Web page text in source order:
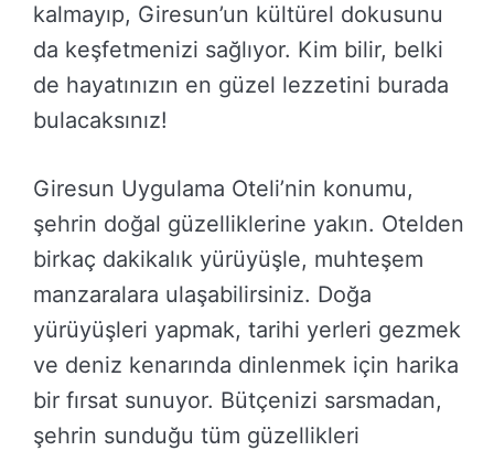
kalmayıp, Giresun’un kültürel dokusunu
da keşfetmenizi sağlıyor. Kim bilir, belki
de hayatınızın en güzel lezzetini burada
bulacaksınız!
Giresun Uygulama Oteli’nin konumu,
şehrin doğal güzelliklerine yakın. Otelden
birkaç dakikalık yürüyüşle, muhteşem
manzaralara ulaşabilirsiniz. Doğa
yürüyüşleri yapmak, tarihi yerleri gezmek
ve deniz kenarında dinlenmek için harika
bir fırsat sunuyor. Bütçenizi sarsmadan,
şehrin sunduğu tüm güzellikleri